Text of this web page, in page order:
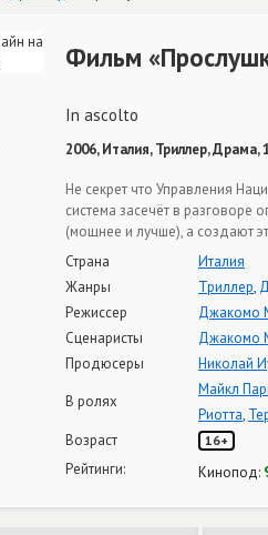
Фильм
In ascolto
2006, Италия, Триллер, Драма,
Не секрет что Управления
система засечёт в
(мощнее и лучше), а создают
Страна
Италия
Жанры
Триллер,
Режиссер
Джакомо
Сценаристы
Джакомо
Продюсеры
Николай
В ролях
Майкл
Риотта,
Возраст
16+
Рейтинги: Кинопод: